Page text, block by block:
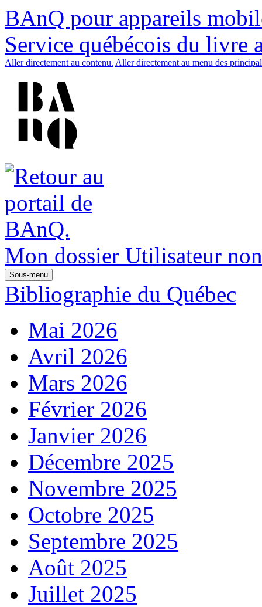
BAnQ pour appareils
Service québécois du livre
Aller directement au contenu. Aller directement au menu des
Mon dossier Utilisateur
Sous-menu
Bibliographie du Québec
Mai 2026
Avril 2026
Mars 2026
Février 2026
Janvier 2026
Décembre 2025
Novembre 2025
Octobre 2025
Septembre 2025
Août 2025
Juillet 2025